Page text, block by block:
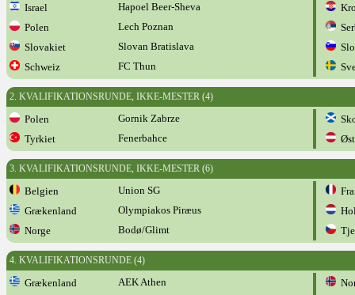
Israel
Hapoel Beer-Sheva
Polen
Lech Poznan
Slovakiet
Slovan Bratislava
Schweiz
FC Thun
2. KVALIFIKATIONSRUNDE, IKKE-MESTER (4)
Polen Gornik Zabrze
Tyrkiet
Fenerbahce
3. KVALIFIKATIONSRUNDE, IKKE-MESTER (6)
Belgien Union SG
Grækenland
Olympiakos Piræus
Norge
Bodø/Glimt
4. KVALIFIKATIONSRUNDE (4)
Grækenland AEK Athen